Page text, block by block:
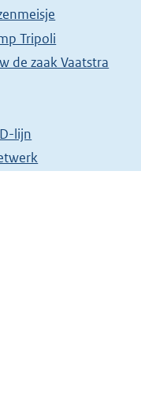
Tripoli
de zaak Vaatstra
lijn